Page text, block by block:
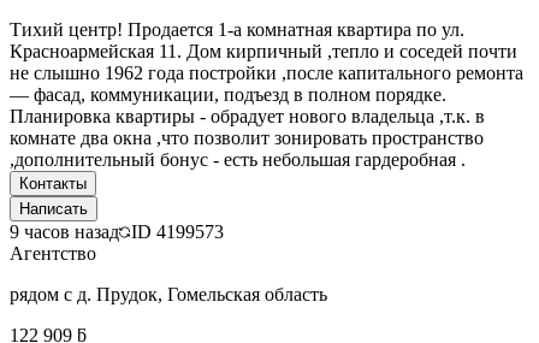
Тихий центр! Продается 1-а комнатная квартира по ул.
Красноармейская 11. Дом кирпичный ,тепло и соседей почти
не слышно 1962 года постройки ,после капитального ремонта
— фасад, коммуникации, подъезд в полном порядке.
Планировка квартиры - обрадует нового владельца ,т.к. в
комнате два окна ,что позволит зонировать пространство
,дополнительный бонус - есть небольшая гардеробная .
Контакты
Написать
9 часов назад ID 4199573
Агентство
рядом с д. Прудок, Гомельская область
122 909 ƃ